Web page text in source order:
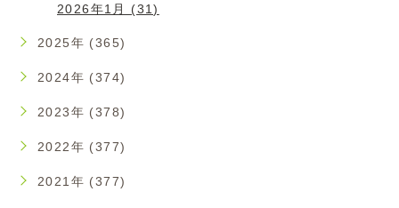
2026年1月 (31)
2025年 (365)
2024年 (374)
2023年 (378)
2022年 (377)
2021年 (377)